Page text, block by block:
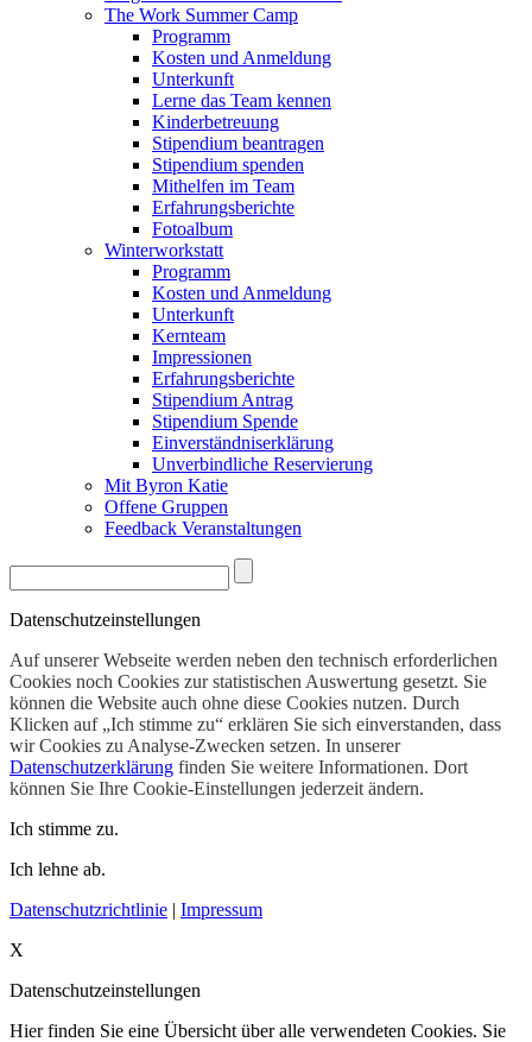
The Work Summer Camp
Programm
Kosten und Anmeldung
Unterkunft
Lerne das Team kennen
Kinderbetreuung
Stipendium beantragen
Stipendium spenden
Mithelfen im Team
Erfahrungsberichte
Fotoalbum
Winterworkstatt
Programm
Kosten und Anmeldung
Unterkunft
Kernteam
Impressionen
Erfahrungsberichte
Stipendium Antrag
Stipendium Spende
Einverständniserklärung
Unverbindliche Reservierung
Mit Byron Katie
Offene Gruppen
Feedback Veranstaltungen
Datenschutzeinstellungen
Auf unserer Webseite werden neben den technisch erforderlichen
Cookies noch Cookies zur statistischen Auswertung gesetzt. Sie
können die Website auch ohne diese Cookies nutzen. Durch
Klicken auf „Ich stimme zu“ erklären Sie sich einverstanden, dass
wir Cookies zu Analyse-Zwecken setzen. In unserer
Datenschutzerklärung finden Sie weitere Informationen. Dort
können Sie Ihre Cookie-Einstellungen jederzeit ändern.
Ich stimme zu.
Ich lehne ab.
Datenschutzrichtlinie | Impressum
X
Datenschutzeinstellungen
Hier finden Sie eine Übersicht über alle verwendeten Cookies. Sie